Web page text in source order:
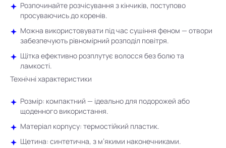
Розпочинайте розчісування з кінчиків, поступово
просуваючись до коренів.
Можна використовувати під час сушіння феном — отвори
забезпечують рівномірний розподіл повітря.
Щітка ефективно розплутує волосся без болю та
ламкості.
Технічні характеристики
Розмір: компактний — ідеально для подорожей або
щоденного використання.
Матеріал корпусу: термостійкий пластик.
Щетина: синтетична, з м’якими наконечниками.